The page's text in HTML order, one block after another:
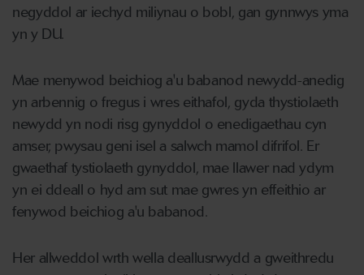
negyddol ar iechyd miliynau o bobl, gan gynnwys yma
yn y DU.
Mae menywod beichiog a'u babanod newydd-anedig
yn arbennig o fregus i wres eithafol, gyda thystiolaeth
newydd yn nodi risg gynyddol o enedigaethau cyn
amser, pwysau geni isel a salwch mamol difrifol. Er
gwaethaf tystiolaeth gynyddol, mae llawer nad ydym
yn ei ddeall o hyd am sut mae gwres yn effeithio ar
fenywod beichiog a'u babanod.
Her allweddol wrth wella deallusrwydd a gweithredu